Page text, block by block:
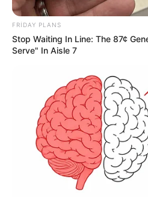
Sabah hava necə
96
FRIDAY PLANS
Stop Waiting In Line: The 87¢
Serve" In Aisle 7